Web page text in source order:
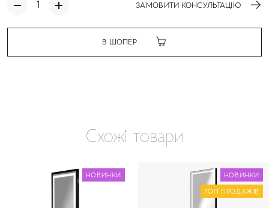
В ШОПЕР
ЗАМОВИТИ КОНСУЛЬТАЦІЮ
Схожі товари
НОВИНКИ НОВИНКИ
ТОП ПРОДАЖІВ